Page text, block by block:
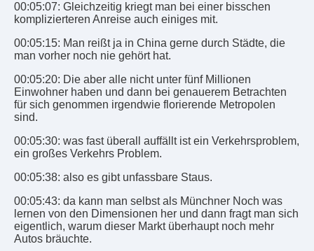
00:05:07: Gleichzeitig kriegt man bei einer bisschen
komplizierteren Anreise auch einiges mit.
00:05:15: Man reißt ja in China gerne durch Städte, die
man vorher noch nie gehört hat.
00:05:20: Die aber alle nicht unter fünf Millionen
Einwohner haben und dann bei genauerem Betrachten
für sich genommen irgendwie florierende Metropolen
sind.
00:05:30: was fast überall auffällt ist ein Verkehrsproblem,
ein großes Verkehrs Problem.
00:05:38: also es gibt unfassbare Staus.
00:05:43: da kann man selbst als Münchner Noch was
lernen von den Dimensionen her und dann fragt man sich
eigentlich, warum dieser Markt überhaupt noch mehr
Autos bräuchte.